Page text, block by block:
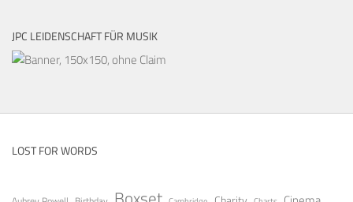
JPC LEIDENSCHAFT FÜR MUSIK
LOST FOR WORDS